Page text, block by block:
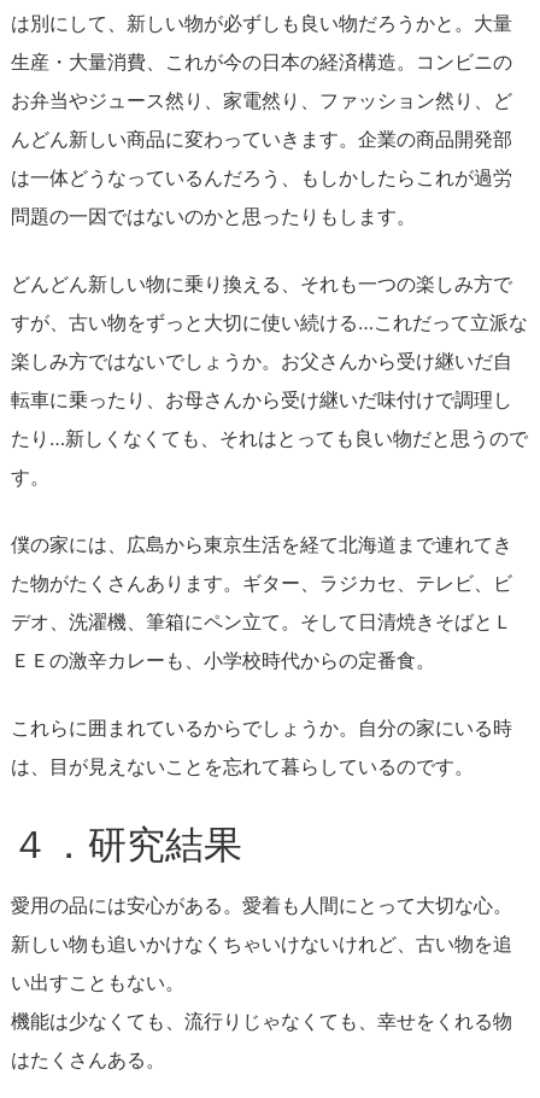
は別にして、新しい物が必ずしも良い物だろうかと。大量
生産・大量消費、これが今の日本の経済構造。コンビニの
お弁当やジュース然り、家電然り、ファッション然り、ど
んどん新しい商品に変わっていきます。企業の商品開発部
は一体どうなっているんだろう、もしかしたらこれが過労
問題の一因ではないのかと思ったりもします。
どんどん新しい物に乗り換える、それも一つの楽しみ方で
すが、古い物をずっと大切に使い続ける…これだって立派な
楽しみ方ではないでしょうか。お父さんから受け継いだ自
転車に乗ったり、お母さんから受け継いだ味付けで調理し
たり…新しくなくても、それはとっても良い物だと思うので
す。
僕の家には、広島から東京生活を経て北海道まで連れてき
た物がたくさんあります。ギター、ラジカセ、テレビ、ビ
デオ、洗濯機、筆箱にペン立て。そして日清焼きそばとＬ
ＥＥの激辛カレーも、小学校時代からの定番食。
これらに囲まれているからでしょうか。自分の家にいる時
は、目が見えないことを忘れて暮らしているのです。
４．研究結果
愛用の品には安心がある。愛着も人間にとって大切な心。
新しい物も追いかけなくちゃいけないけれど、古い物を追
い出すこともない。
機能は少なくても、流行りじゃなくても、幸せをくれる物
はたくさんある。